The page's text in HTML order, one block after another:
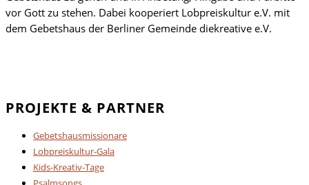
vor Gott zu stehen. Dabei kooperiert Lobpreiskultur e.V. mit
dem Gebetshaus der Berliner Gemeinde diekreative e.V.
PROJEKTE & PARTNER
Gebetshausmissionare
Lobpreiskultur-Gala
Kids-Kreativ-Tage